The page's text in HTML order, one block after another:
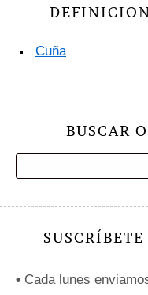
Cuña
BUSCAR
• Cada lunes